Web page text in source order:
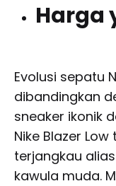
Harga
Evolusi sepatu
dibandingkan
sneaker ikonik
Nike Blazer
terjangkau
kawula muda.